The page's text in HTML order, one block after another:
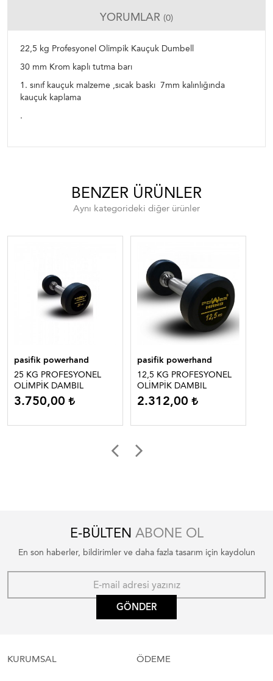
YORUMLAR (0)
22,5 kg Profesyonel Olimpik Kauçuk Dumbell
30 mm Krom kaplı tutma barı
1. sınıf kauçuk malzeme ,sıcak baskı 7mm kalınlığında
kauçuk kaplama
.
BENZER ÜRÜNLER
Aynı kategorideki diğer ürünler
pasifik powerhand
25 KG PROFESYONEL
OLİMPİK DAMBIL
3.750,00
pasifik powerhand
12,5 KG PROFESYONEL
OLİMPİK DAMBIL
2.312,00
E-BÜLTEN ABONE OL
En son haberler, bildirimler ve daha fazla tasarım için kaydolun
GÖNDER
KURUMSAL ÖDEME